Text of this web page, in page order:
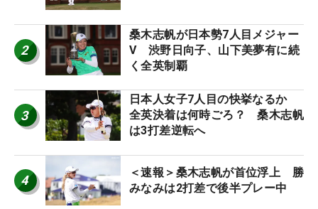
2
桑木志帆が日本勢7人目メジャー
V 渋野日向子、山下美夢有に続
く全英制覇
3
日本人女子7人目の快挙なるか
全英決着は何時ごろ？ 桑木志帆
は3打差逆転へ
4
＜速報＞桑木志帆が首位浮上 勝
みなみは2打差で後半プレー中